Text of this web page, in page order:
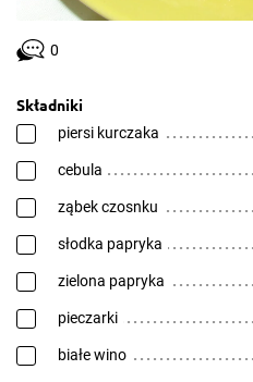
0
Składniki
piersi kurczaka
cebula
ząbek czosnku
słodka papryka
zielona papryka
pieczarki
białe wino